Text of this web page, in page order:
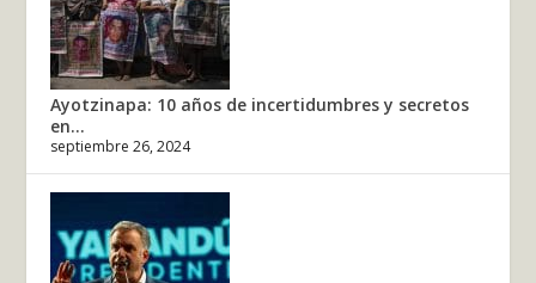
Ayotzinapa: 10 años de incertidumbres y secretos
en...
septiembre 26, 2024